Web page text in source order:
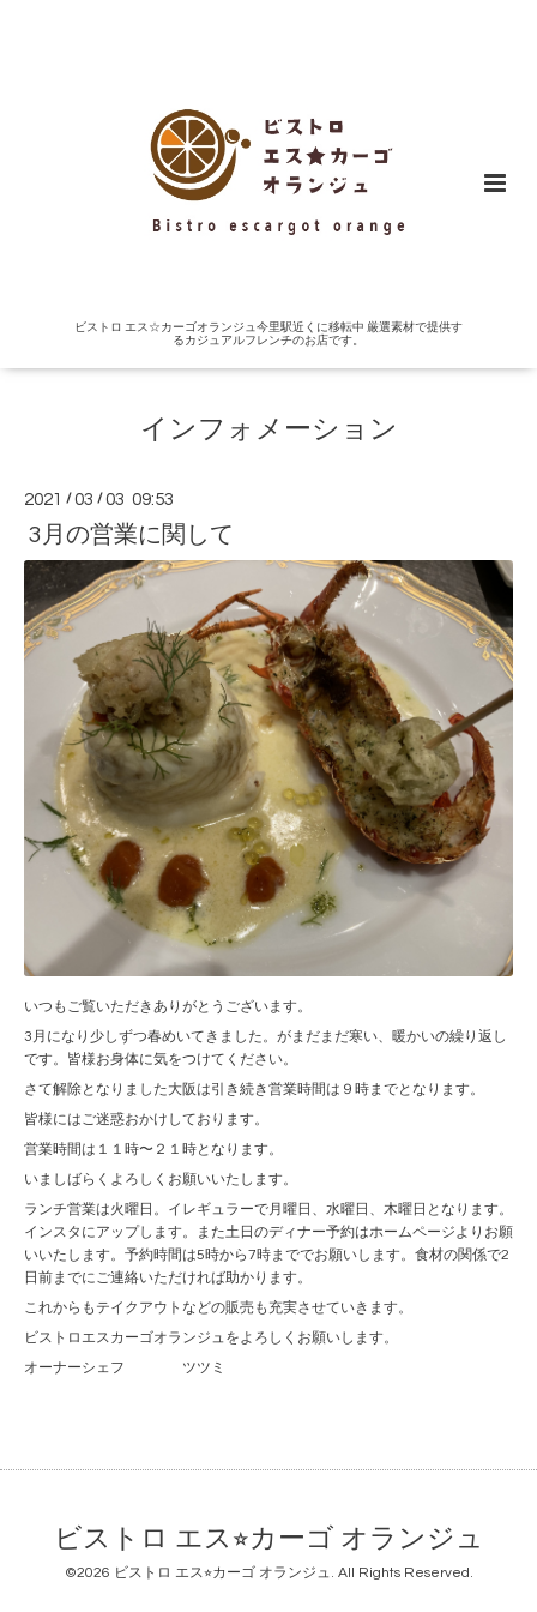
ビストロ エス☆カーゴオランジュ今里駅近くに移転中 厳選素材で提供す
るカジュアルフレンチのお店です。
インフォメーション
2021 /03 /03 09:53
3月の営業に関して
いつもご覧いただきありがとうございます。
3月になり少しずつ春めいてきました。がまだまだ寒い、暖かいの繰り返し
です。皆様お身体に気をつけてください。
さて解除となりました大阪は引き続き営業時間は９時までとなります。
皆様にはご迷惑おかけしております。
営業時間は１１時〜２１時となります。
いましばらくよろしくお願いいたします。
ランチ営業は火曜日。イレギュラーで月曜日、水曜日、木曜日となります。
インスタにアップします。また土日のディナー予約はホームページよりお願
いいたします。予約時間は5時から7時まででお願いします。食材の関係で2
日前までにご連絡いただければ助かります。
これからもテイクアウトなどの販売も充実させていきます。
ビストロエスカーゴオランジュをよろしくお願いします。
オーナーシェフ ツツミ
ビストロ エス⭐︎カーゴ オランジュ
©2026 ビストロ エス⭐︎カーゴ オランジュ. All Rights Reserved.